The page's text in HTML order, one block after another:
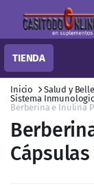
TIENDA
Inicio Salud y
Sistema
Berberina e Inulina